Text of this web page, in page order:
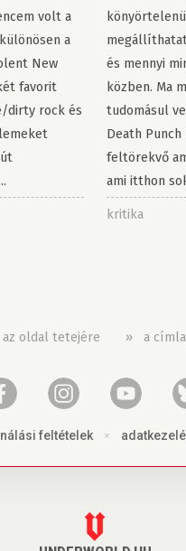
volt a
a
New
favorit
dirty rock és
és mennyi
közben. Ma
tudomásul
Death
feltörekvő
ami itthon
kritika
az oldal tetejére » a
feltételek ×